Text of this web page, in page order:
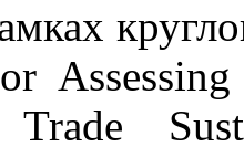
Trade